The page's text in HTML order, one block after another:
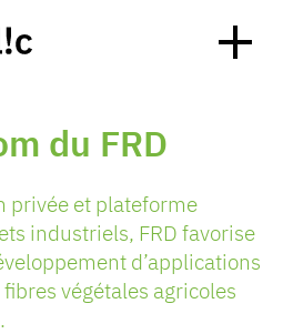
du FRD
privée et plateforme
industriels, FRD favorise
d’applications
végétales agricoles